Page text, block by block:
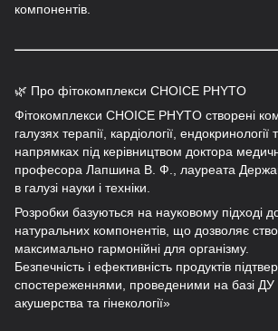
компонентів.
🌿 Про фітокомплекси CHOICE PHYTO
Фітокомплекси CHOICE PHYTO створені
галузях терапії, кардіології, ендокринології
напрямках під керівництвом доктора
професора Лапшина В. Ф., лауреата
в галузі науки і техніки.
Розробки базуються на науковому підході
натуральних компонентів, що дозволяє
максимально гармонійні для організму.
Безпечність і ефективність продуктів
спостереженнями, проведеними на базі ДУ
акушерства та гінекології»